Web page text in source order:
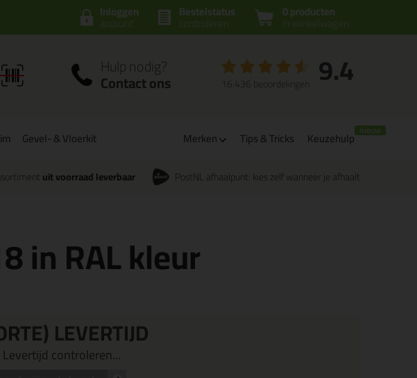
0 producten
in winkelwagen
Bestelstatus
controleren
Inloggen
account
Hulp nodig?
Contact ons 9.4
16.436 beoordelingen
Gevel- & Vloerkit Merken Tips & Tricks Keuzehulp
uit voorraad leverbaar PostNL afhaalpunt: kies zelf wanneer je afhaalt
in RAL kleur
LEVERTIJD
Levertijd controleren...